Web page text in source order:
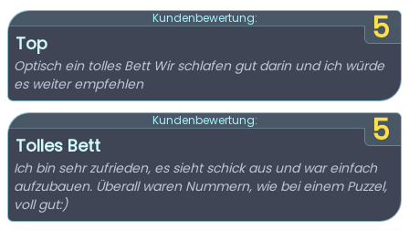
5
Kundenbewertung:
Top
Optisch ein tolles Bett Wir schlafen gut darin und ich würde
es weiter empfehlen
5
Kundenbewertung:
Tolles Bett
Ich bin sehr zufrieden, es sieht schick aus und war einfach
aufzubauen. Überall waren Nummern, wie bei einem Puzzel,
voll gut:)